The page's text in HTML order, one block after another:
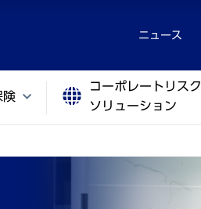
ニュース
険
コーポレートリスク
ソリューション